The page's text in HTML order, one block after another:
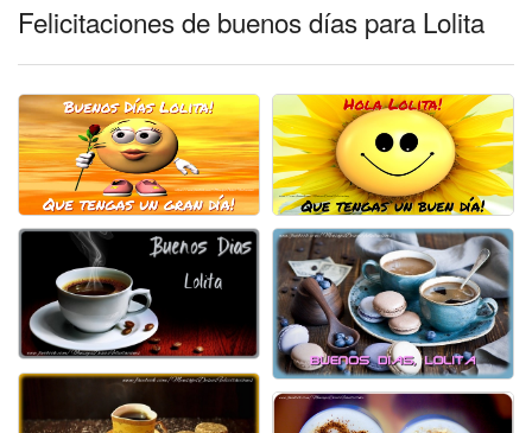
Felicitaciones de buenos días para Lolita